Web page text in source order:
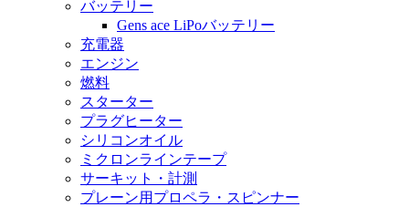
バッテリー
Gens ace LiPoバッテリー
充電器
エンジン
燃料
スターター
プラグヒーター
シリコンオイル
ミクロンラインテープ
サーキット・計測
プレーン用プロペラ・スピンナー